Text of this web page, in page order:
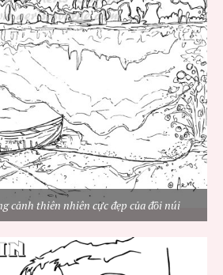
cảnh thiên nhiên cực đẹp của đồi núi